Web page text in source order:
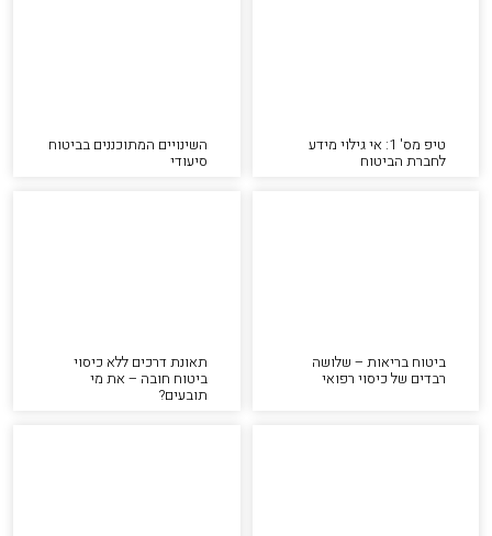
טיפ מס' 1: אי גילוי מידע
לחברת הביטוח
השינויים המתוכננים בביטוח
סיעודי
ביטוח בריאות – שלושה
רבדים של כיסוי רפואי
תאונת דרכים ללא כיסוי
ביטוח חובה – את מי
תובעים?